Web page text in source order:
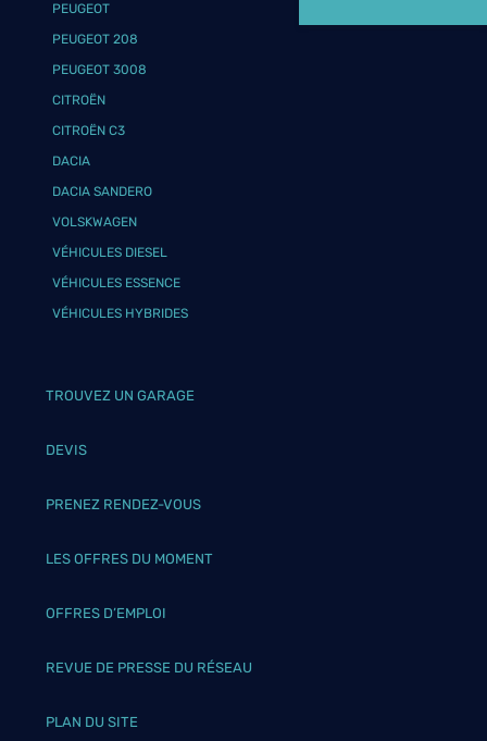
PEUGEOT
PEUGEOT 208
PEUGEOT 3008
CITROËN
CITROËN C3
DACIA
DACIA SANDERO
VOLSKWAGEN
VÉHICULES DIESEL
VÉHICULES ESSENCE
VÉHICULES HYBRIDES
TROUVEZ UN GARAGE
DEVIS
PRENEZ RENDEZ-VOUS
LES OFFRES DU MOMENT
OFFRES D’EMPLOI
REVUE DE PRESSE DU RÉSEAU
PLAN DU SITE